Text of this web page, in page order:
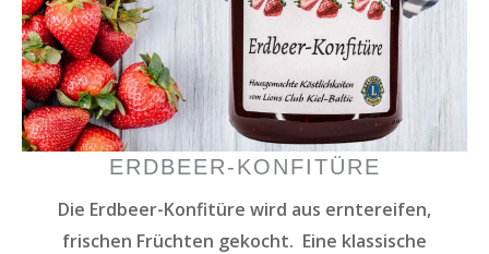
ERDBEER-KONFITÜRE
Die Erdbeer-Konfitüre wird aus erntereifen,
frischen Früchten gekocht. Eine klassische